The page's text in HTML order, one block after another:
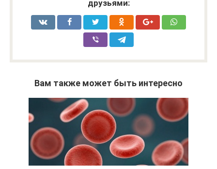
друзьями:
Вам также может быть интересно